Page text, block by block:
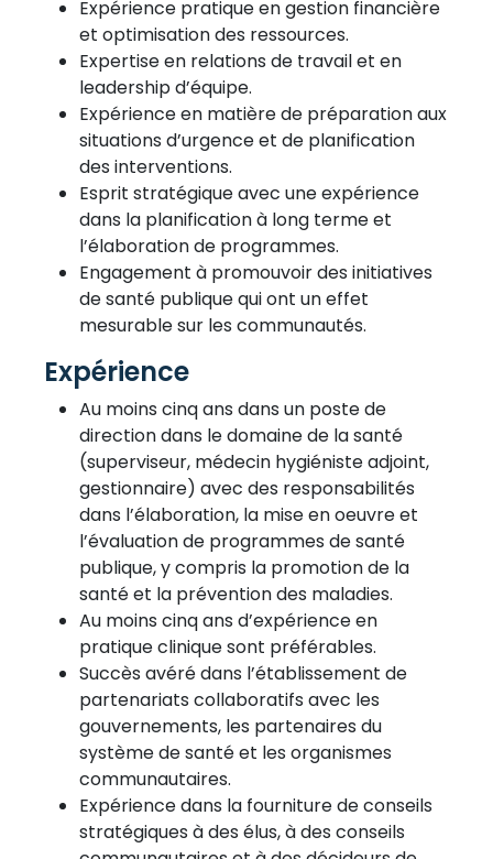
Expérience pratique en gestion financière
et optimisation des ressources.
Expertise en relations de travail et en
leadership d’équipe.
Expérience en matière de préparation aux
situations d’urgence et de planification
des interventions.
Esprit stratégique avec une expérience
dans la planification à long terme et
l’élaboration de programmes.
Engagement à promouvoir des initiatives
de santé publique qui ont un effet
mesurable sur les communautés.
Expérience
Au moins cinq ans dans un poste de
direction dans le domaine de la santé
(superviseur, médecin hygiéniste adjoint,
gestionnaire) avec des responsabilités
dans l’élaboration, la mise en oeuvre et
l’évaluation de programmes de santé
publique, y compris la promotion de la
santé et la prévention des maladies.
Au moins cinq ans d’expérience en
pratique clinique sont préférables.
Succès avéré dans l’établissement de
partenariats collaboratifs avec les
gouvernements, les partenaires du
système de santé et les organismes
communautaires.
Expérience dans la fourniture de conseils
stratégiques à des élus, à des conseils